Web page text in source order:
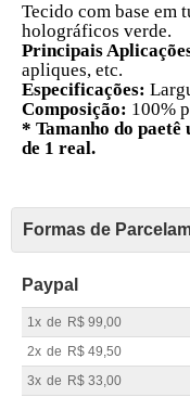
Tecido com base em
holográficos verde.
Principais
apliques, etc.
Especificações:
Composição: 100%
* Tamanho do paetê
de 1 real.
Formas de
Paypal
1x de R$ 99,00
2x de R$ 49,50
3x de R$ 33,00